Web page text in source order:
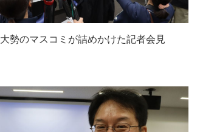
大勢のマスコミが詰めかけた記者会見